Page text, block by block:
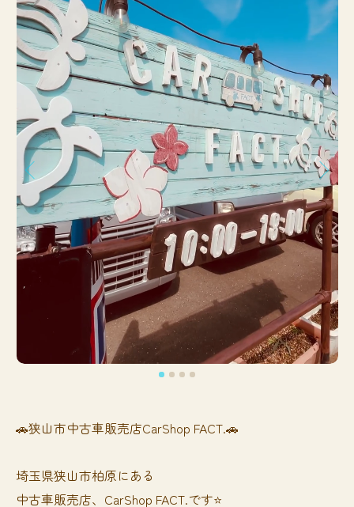
🚗狭山市中古車販売店CarShop FACT.🚗
埼玉県狭山市柏原にある
中古車販売店、CarShop FACT.です⭐️